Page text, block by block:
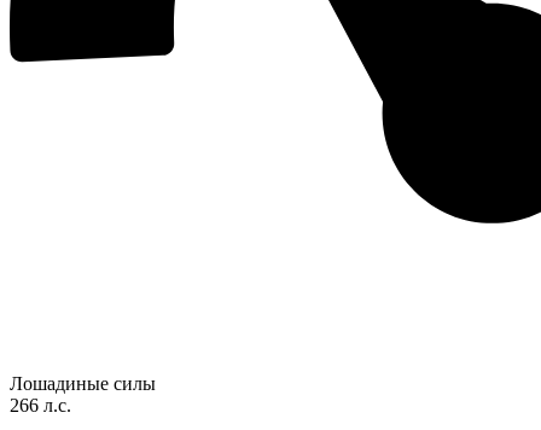
Лошадиные силы
266 л.с.